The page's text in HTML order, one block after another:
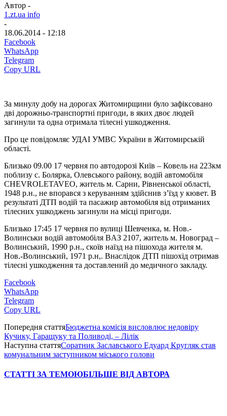
Автор -
1.zt.ua info
-
18.06.2014 - 12:18
Facebook
WhatsApp
Telegram
Copy URL
За минулу добу на дорогах Житомирщини було зафіксовано
дві дорожньо-транспортні пригоди, в яких двоє людей
загинули та одна отримала тілесні ушкодження.
Про це повідомляє УДАІ УМВС України в Житомирській
області.
Близько 09.00 17 червня по автодорозі Київ – Ковель на 223км
поблизу с. Болярка, Олевського району, водій автомобіля
CHEVROLETAVEO, житель м. Сарни, Рівненської області,
1948 р.н., не впорався з керуванням здійснив з’їзд у кювет. В
результаті ДТП водій та пасажир автомобіля від отриманих
тілесних ушкоджень загинули на місці пригоди.
Близько 17:45 17 червня по вулиці Шевченка, м. Нов.-
Волинськи водій автомобіля BАЗ 2107, житель м. Новоград –
Волинський, 1990 р.н., скоїв наїзд на пішохода жителя м.
Нов.-Волинський, 1971 р.н,. Внаслідок ДТП пішохід отримав
тілесні ушкодження та доставлений до медичного закладу.
Facebook
WhatsApp
Telegram
Copy URL
Попередня статтяБюджетна комісія висловлює недовіру
Кучику, Гаращуку та Поливоді, – Лілік
Наступна статтяСоратник Заславського Едуард Кругляк став
комунальним заступником міського голови
СТАТТІ ЗА ТЕМОЮБІЛЬШЕ ВІД АВТОРА